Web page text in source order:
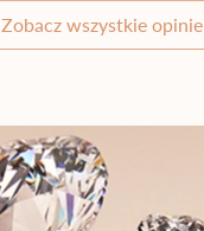
Zobacz wszystkie opinie